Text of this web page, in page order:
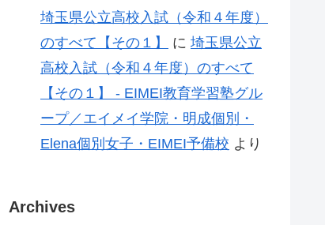
埼玉県公立高校入試（令和４年度）
のすべて【その１】
に 埼玉県公立
高校入試（令和４年度）のすべて
【その１】 - EIMEI教育学習塾グル
ープ／エイメイ学院・明成個別・
Elena個別女子・EIMEI予備校 より
Archives